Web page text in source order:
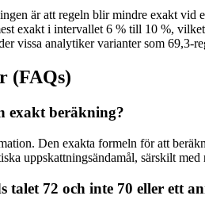
är att regeln blir mindre exakt
exakt i intervallet 6 % till 10 %,
vissa analytiker varianter som 69,3-
(FAQs)
exakt beräkning?
Den exakta formeln för att
uppskattningsändamål, särskilt
talet 72 och inte 70 eller ett